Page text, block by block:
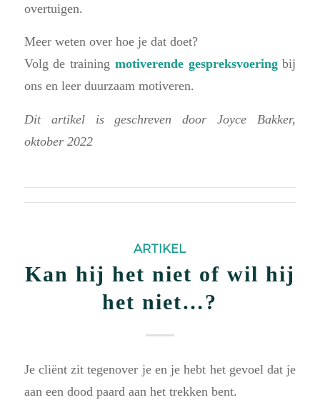
overtuigen.
Meer weten over hoe je dat doet?
Volg de training motiverende gespreksvoeringbij
ons en leer duurzaam motiveren.
Dit artikel is geschreven door Joyce Bakker,
oktober 2022
ARTIKEL
Kan hij het niet of wil hij
het niet…?
Je cliënt zit tegenover je en je hebt het gevoel dat je
aan een dood paard aan het trekken bent.